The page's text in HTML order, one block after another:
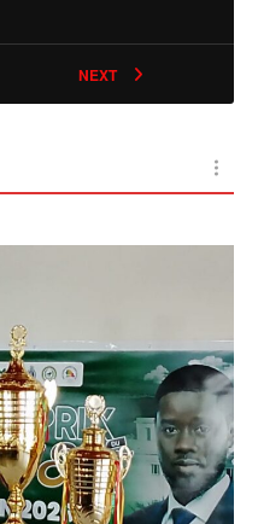
NEXT